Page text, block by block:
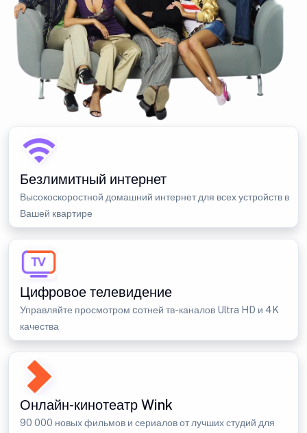
Безлимитный интернет
Высокоскоростной домашний интернет для всех устройств в
Вашей квартире
Цифровое телевидение
Управляйте просмотром cотней тв-каналов Ultra HD и 4K
качества
Онлайн-кинотеатр Wink
90 000 новых фильмов и сериалов от лучших студий для